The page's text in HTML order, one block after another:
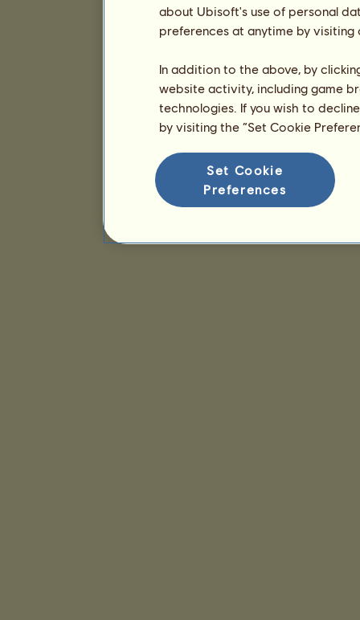
about Ubisoft's use of personal
preferences at anytime by
In addition to the above, by
website activity, including game
technologies. If you wish to
by visiting the “Set Cookie
Set Cookie
Preferences